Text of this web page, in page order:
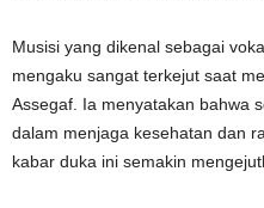
Musisi yang dikenal sebagai
mengaku sangat terkejut saat
Assegaf. Ia menyatakan bahwa
dalam menjaga kesehatan dan
kabar duka ini semakin